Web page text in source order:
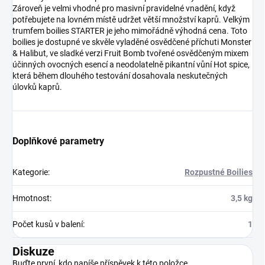
Zároveň je velmi vhodné pro masivní pravidelné vnadění, když
potřebujete na lovném místě udržet větší množství kaprů. Velkým
trumfem boilies STARTER je jeho mimořádně výhodná cena. Toto
boilies je dostupné ve skvěle vyladěné osvědčené příchuti Monster
& Halibut, ve sladké verzi Fruit Bomb tvořené osvědčeným mixem
účinných ovocných esencí a neodolatelně pikantní vůní Hot spice,
která během dlouhého testování dosahovala neskutečných
úlovků kaprů.
Doplňkové parametry
Kategorie: Rozpustné Boilies
Hmotnost: 3,5 kg
Počet kusů v balení: 1
Diskuze